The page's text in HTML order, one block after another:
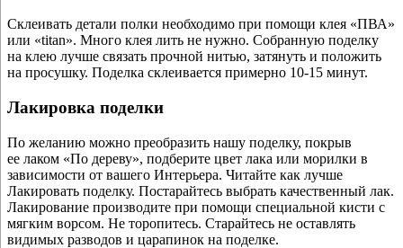
Склеивать детали полки необходимо при помощи клея «ПВА»
или «titan». Много клея лить не нужно. Собранную поделку
на клею лучше связать прочной нитью, затянуть и положить
на просушку. Поделка склеивается примерно 10-15 минут.
Лакировка поделки
По желанию можно преобразить нашу поделку, покрыв
ее лаком «По дереву», подберите цвет лака или морилки в
зависимости от вашего Интерьера. Читайте как лучше
Лакировать поделку. Постарайтесь выбрать качественный лак.
Лакирование производите при помощи специальной кисти с
мягким ворсом. Не торопитесь. Старайтесь не оставлять
видимых разводов и царапинок на поделке.